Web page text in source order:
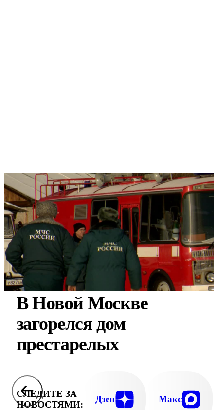
В Новой Москве
загорелся дом
престарелых
СЛЕДИТЕ ЗА
НОВОСТЯМИ:
Дзен Макс